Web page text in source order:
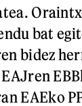
bat
bidez
EAJren
EAEko